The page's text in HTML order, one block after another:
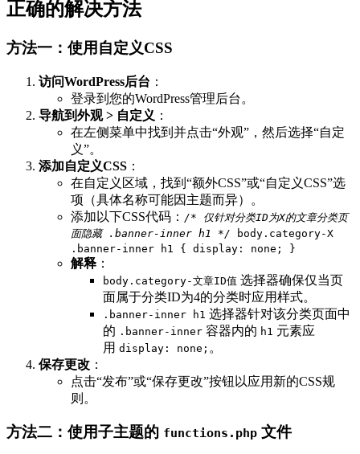
正确的解决方法
方法一：使用自定义CSS
访问WordPress后台 ：
登录到您的WordPress管理后台。
导航到外观 > 自定义 ：
在左侧菜单中找到并点击“外观”，然后选择“自定
义”。
添加自定义CSS ：
在自定义区域，找到“额外CSS”或“自定义CSS”选
项（具体名称可能因主题而异）。
添加以下CSS代码： /* 仅针对分类ID为X的文章分类页
面隐藏 .banner-inner h1 */ body.category-X
.banner-inner h1 { display: none; }
解释 ：
body.category-文章ID值 选择器确保仅当页
面属于分类ID为4的分类时应用样式。
.banner-inner h1 选择器针对该分类页面中
的 .banner-inner 容器内的 h1 元素应
用 display: none; 。
保存更改 ：
点击“发布”或“保存更改”按钮以应用新的CSS规
则。
方法二：使用子主题的 functions.php 文件